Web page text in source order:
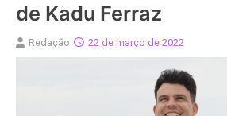
de Kadu Ferraz
Redação 22 de março de 2022